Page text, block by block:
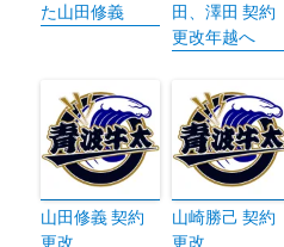
た山田修義
田、澤田 契約
更改年越へ
山田修義 契約
更改
山崎勝己 契約
更改